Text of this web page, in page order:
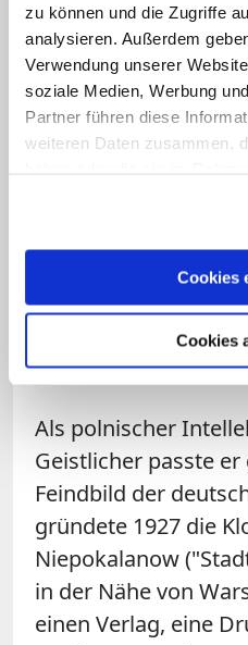
zu können und die Zugriffe
analysieren. Außerdem
Verwendung unserer
soziale Medien, Werbung
Partner führen diese
weiteren Daten zusammen,
Cookies
Cookies
von ihnen.
Der Franziskaner-Minorit
am 14. August 1941 im
Als polnischer
Geistlicher passte er
Feindbild der
gründete 1927 die
Niepokalanow
in der Nähe von
einen Verlag, eine